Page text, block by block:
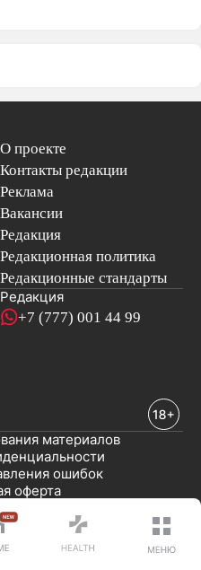
О проекте
Контакты редакции
Реклама
Вакансии
Редакция
Редакционная политика
Редакционные стандарты
Редакция
+7 (777) 001 44 99
оферта
ошибок
материалов
ТОО «EML»